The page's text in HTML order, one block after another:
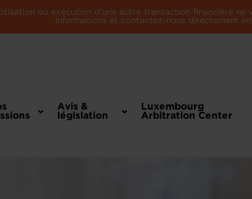
ou exécution d'une autre transaction financière
informations et contactez-nous directement en
Avis &
législation
Luxembourg
Arbitration Center